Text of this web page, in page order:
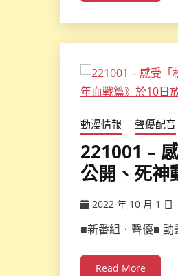
動漫情報 聲優配音
221001 –
公開、死神
2022 年 10 月 1 日
■新番組．聲優■ 動
Read More